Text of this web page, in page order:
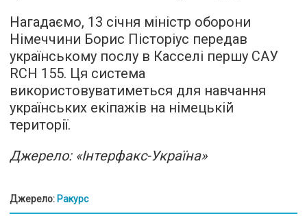
Нагадаємо, 13 січня міністр оборони
Німеччини Борис Пісторіус передав
українському послу в Касселі першу САУ
RCH 155. Ця система
використовуватиметься для навчання
українських екіпажів на німецькій
території.
Джерело: «Інтерфакс-Україна»
Джерело: Ракурс